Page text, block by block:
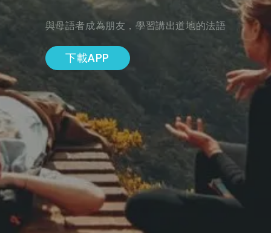
與母語者成為朋友，學習講出道地的法語
下載APP